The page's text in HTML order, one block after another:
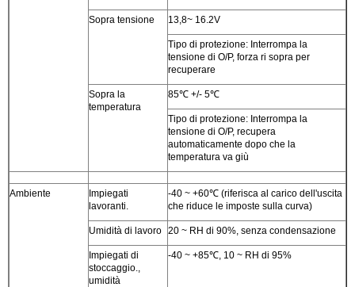
Sopra tensione 13,8~ 16.2V
Tipo di protezione: Interrompa la
tensione di O/P, forza ri sopra per
recuperare
Sopra la
temperatura
85℃ +/- 5℃
Tipo di protezione: Interrompa la
tensione di O/P, recupera
automaticamente dopo che la
temperatura va giù
Ambiente
Impiegati
lavoranti.
-40 ~ +60℃ (riferisca al carico dell'uscita
che riduce le imposte sulla curva)
Umidità di lavoro 20 ~ RH di 90%, senza condensazione
Impiegati di
stoccaggio.,
umidità
-40 ~ +85℃, 10 ~ RH di 95%